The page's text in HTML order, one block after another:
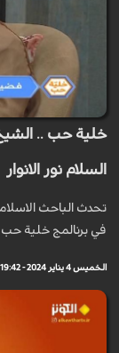
خلية حب .. الشيخ
السلام نور الانوار
تحدث الباحث
في برنالمج خلية حب
الخميس 4 يناير 2024 - 19:42 بتوقيت مكة